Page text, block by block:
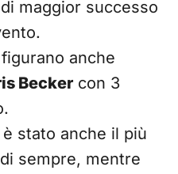
maggior successo
anche
Becker con 3
è stato anche il più
sempre, mentre